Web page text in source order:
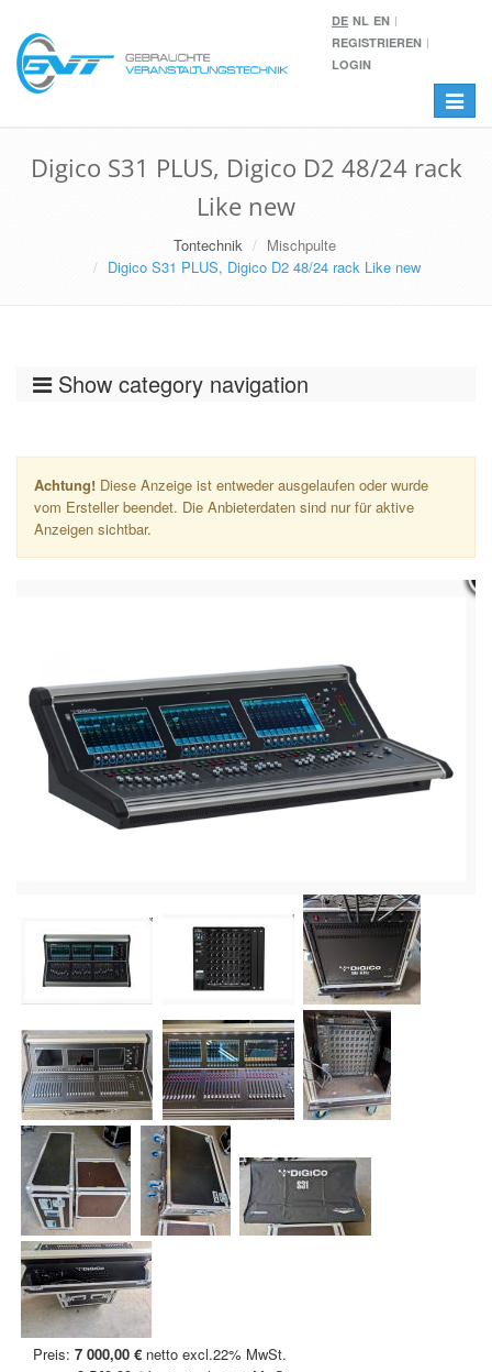
DE NL EN
REGISTRIEREN
LOGIN
Toggle
Digico S31 PLUS, Digico D2 48/24 rack
Like new
Tontechnik
Mischpulte
Digico S31 PLUS, Digico D2 48/24 rack Like new
Show category navigation
Achtung! Diese Anzeige ist entweder ausgelaufen oder wurde
vom Ersteller beendet. Die Anbieterdaten sind nur für aktive
Anzeigen sichtbar.
Preis: 7 000,00 € netto excl.22% MwSt.